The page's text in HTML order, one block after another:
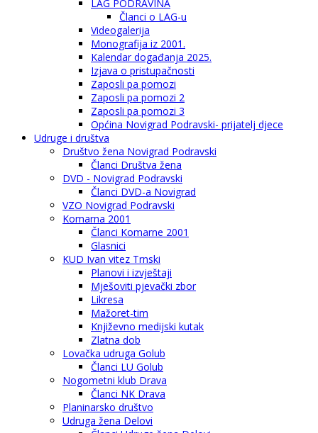
LAG PODRAVINA
Članci o LAG-u
Videogalerija
Monografija iz 2001.
Kalendar događanja 2025.
Izjava o pristupačnosti
Zaposli pa pomozi
Zaposli pa pomozi 2
Zaposli pa pomozi 3
Općina Novigrad Podravski- prijatelj djece
Udruge i društva
Društvo žena Novigrad Podravski
Članci Društva žena
DVD - Novigrad Podravski
Članci DVD-a Novigrad
VZO Novigrad Podravski
Komarna 2001
Članci Komarne 2001
Glasnici
KUD Ivan vitez Trnski
Planovi i izvještaji
Mješoviti pjevački zbor
Likresa
Mažoret-tim
Književno medijski kutak
Zlatna dob
Lovačka udruga Golub
Članci LU Golub
Nogometni klub Drava
Članci NK Drava
Planinarsko društvo
Udruga žena Delovi